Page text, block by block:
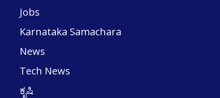
Jobs
Karnataka Samachara
News
Tech News
ಕೃಷಿ